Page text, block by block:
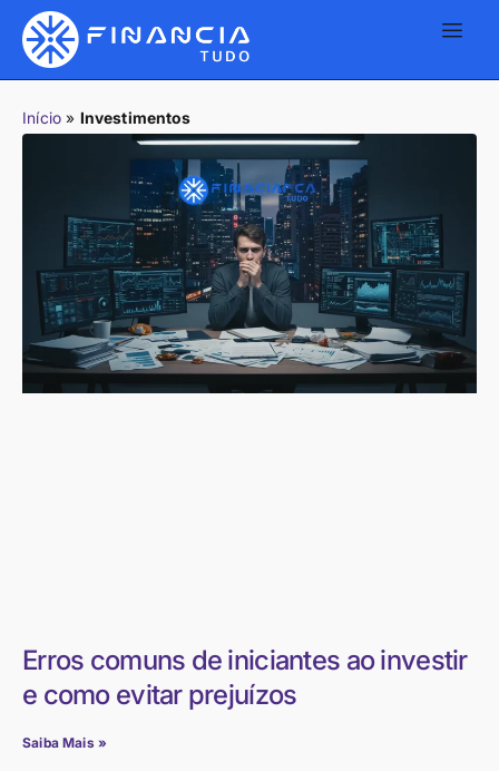
Início » Investimentos
Erros comuns de iniciantes ao investir
e como evitar prejuízos
Saiba Mais »